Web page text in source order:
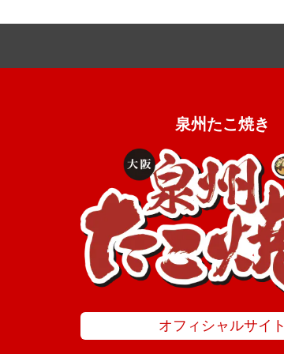
ミックス粉 冷凍食品
泉州たこ焼き
オフィシャルサイト